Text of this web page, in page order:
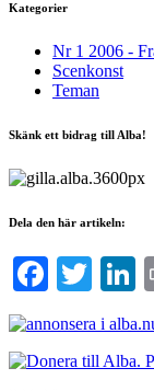
Kategorier
Nr 1 2006 -
Scenkonst
Teman
Skänk ett bidrag till Alba!
Dela den här artikeln: